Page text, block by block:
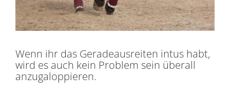
Wenn ihr das Geradeausreiten intus habt,
wird es auch kein Problem sein überall
anzugaloppieren.